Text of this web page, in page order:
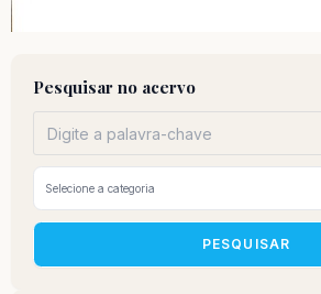
Pesquisar no acervo
PESQUISAR